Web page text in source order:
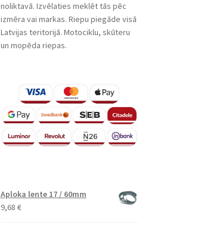
noliktavā. Izvēlaties meklēt tās pēc
izmēra vai markas. Riepu piegāde visā
Latvijas teritorijā. Motociklu, skūteru
un mopēda riepas.
Aploka lente 17 / 60mm
9,68 €